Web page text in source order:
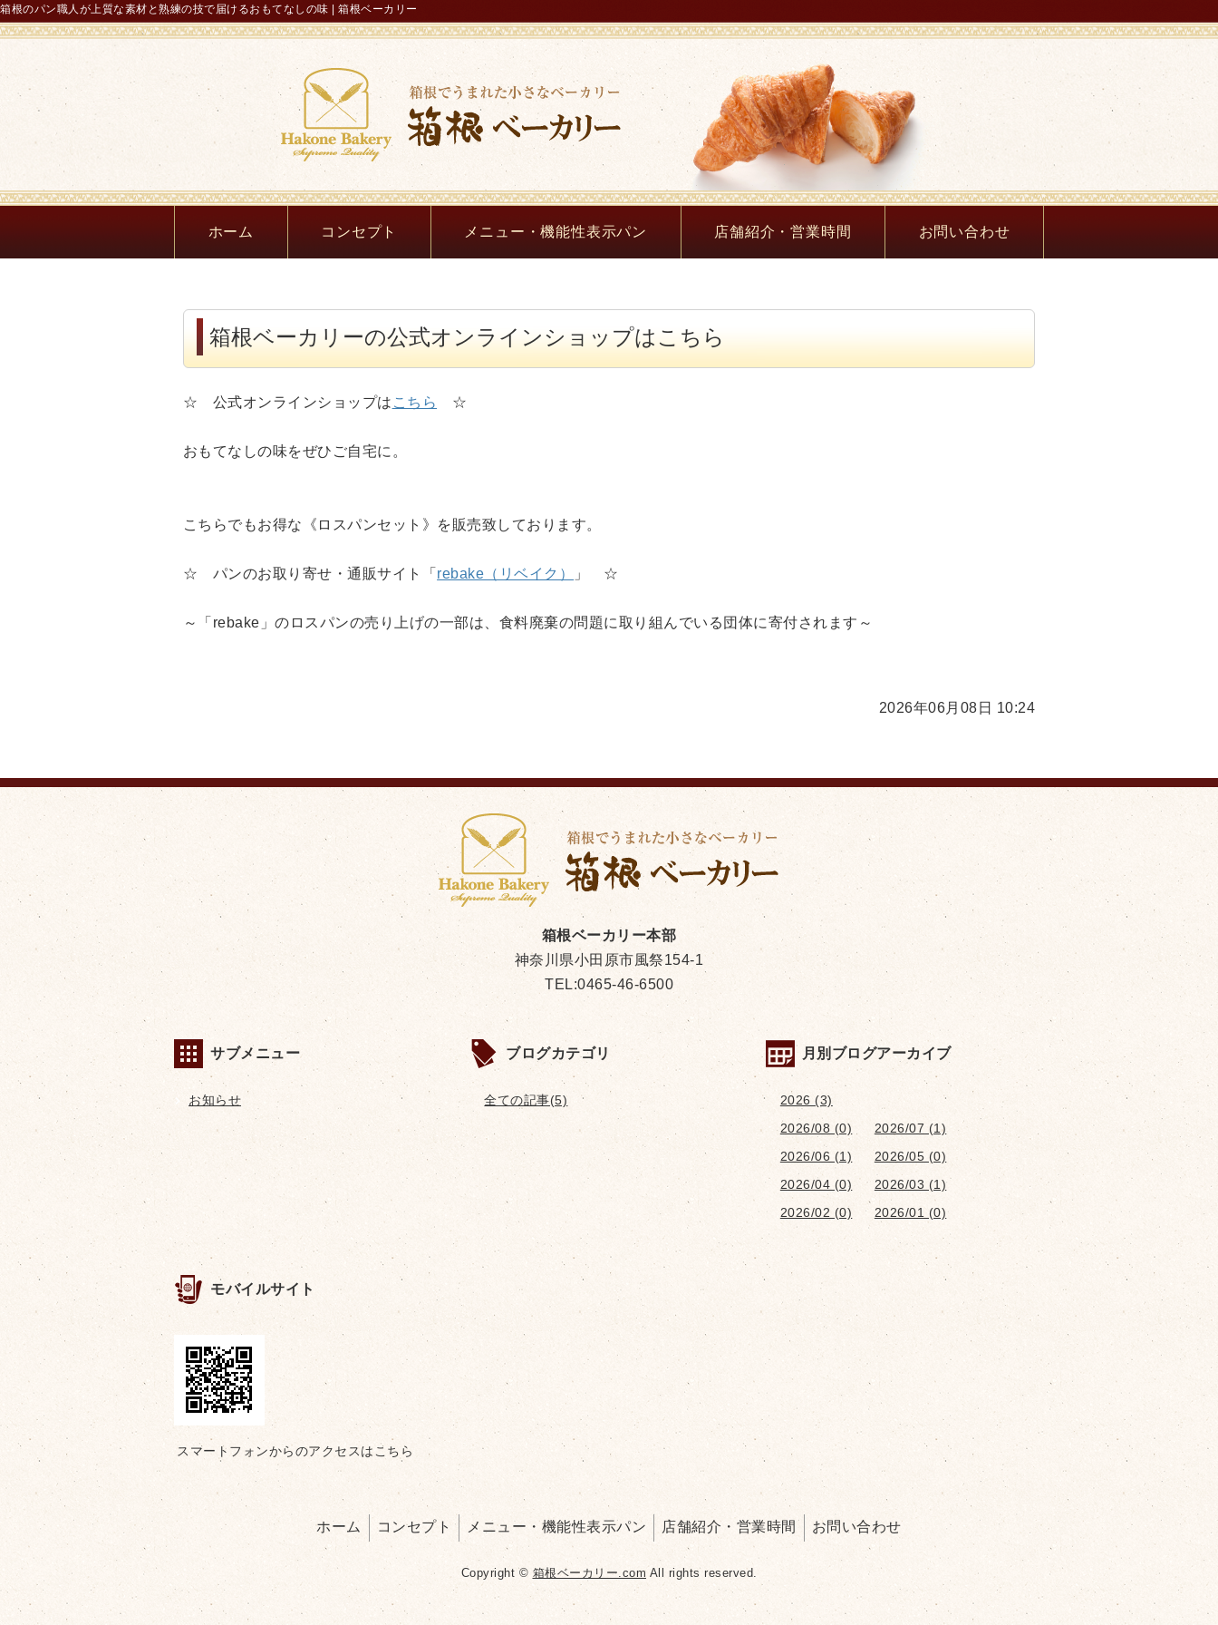
箱根ベーカリー｜
箱根のパン職人が上質な素材と熟練の技で届けるおもてなしの味 | 箱根ベーカリー
ホーム コンセプト メニュー・機能性表示パン 店舗紹介・営業時間 お問い合わせ
箱根ベーカリーの公式オンラインショップはこちら
☆ 公式オンラインショップは こちら ☆
おもてなしの味をぜひご自宅に。
こちらでもお得な《ロスパンセット》を販売致しております。
☆ パンのお取り寄せ・通販サイト「 rebake（リベイク） 」 ☆
～「rebake」のロスパンの売り上げの一部は、食料廃棄の問題に取り組んでいる団体に寄付されます～
2026年06月08日 10:24
箱根ベーカリー本部
神奈川県小田原市風祭154-1
TEL:0465-46-6500
サブメニュー
お知らせ
ブログカテゴリ
全ての記事(5)
月別ブログアーカイブ
2026 (3)
2026/08 (0)
2026/07 (1)
2026/06 (1)
2026/05 (0)
2026/04 (0)
2026/03 (1)
2026/02 (0)
2026/01 (0)
モバイルサイト
スマートフォンからのアクセスはこちら
ホーム コンセプト メニュー・機能性表示パン 店舗紹介・営業時間 お問い合わせ
Copyright © 箱根ベーカリー.com All rights reserved.